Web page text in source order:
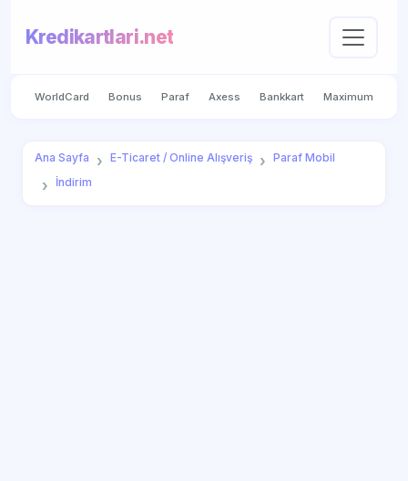
Kredikartlari.net
WorldCard Bonus Paraf Axess Bankkart Maximum
Ana Sayfa E-Ticaret / Online Alışveriş
Paraf Mobil
İndirim